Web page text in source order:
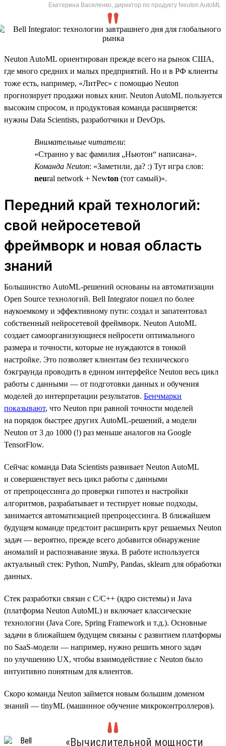
Екатерина Василенко, директор по продукту Neuton AutoML
Neuton AutoML ориентирован прежде всего на рынок США,
где много средних и малых предприятий. Но и в РФ клиенты
тоже есть, например, «ЛитРес» с помощью Neuton
прогнозирует продажи новых книг. Neuton AutoML пользуется
высоким спросом, и продуктовая команда расширяется:
нужны Data Scientists, разработчики и DevOps.
Внимательные читатели:
«Странно у вас фамилия „Ньютон“ написана».
Команда Neuton: «Заметили, да? :) Тут игра слов:
neural network + Newton (тот самый)».
Передний край технологий:
свой нейросетевой
фреймворк и новая область
знаний
Большинство AutoML-решений основаны на автоматизации
Open Source технологий. Bell Integrator пошел по более
наукоемкому и эффективному пути: создал и запатентовал
собственный нейросетевой фреймворк. Neuton AutoML
создает самоорганизующиеся нейросети оптимального
размера и точности, которые не нуждаются в тонкой
настройке. Это позволяет клиентам без технического
бэкграунда проводить в едином интерфейсе Neuton весь цикл
работы с данными — от подготовки данных и обучения
моделей до интерпретации результатов. Бенчмарки
показывают, что Neuton при равной точности моделей
на порядок быстрее других AutoML-решений, а модели
Neuton от 3 до 1000 (!) раз меньше аналогов на Google
TensorFlow.
Сейчас команда Data Scientists развивает Neuton AutoML
и совершенствует весь цикл работы с данными
от препроцессинга до проверки гипотез и настройки
алгоритмов, разрабатывает и тестирует новые подходы,
занимается автоматизацией препроцессинга. В ближайшем
будущем команде предстоит расширить круг решаемых Neuton
задач — вероятно, прежде всего добавится обнаружение
аномалий и распознавание звука. В работе используется
актуальный стек: Python, NumPy, Pandas, sklearn для обработки
данных.
Стек разработки связан с C/C++ (ядро системы) и Java
(платформа Neuton AutoML) и включает классические
технологии (Java Core, Spring Framework и т.д.). Основные
задачи в ближайшем будущем связаны с развитием платформы
по SaaS-модели — например, нужно решить много задач
по улучшению UX, чтобы взаимодействие с Neuton было
интуитивно понятным для клиентов.
Скоро команда Neuton займется новым большим доменом
знаний — tinyML (машинное обучение микроконтроллеров).
«Вычислительной мощности